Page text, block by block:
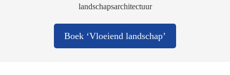
landschapsarchitectuur
Boek ‘Vloeiend landschap’